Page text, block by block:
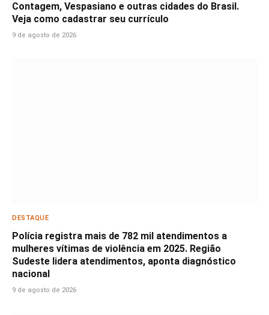
Contagem, Vespasiano e outras cidades do Brasil.
Veja como cadastrar seu currículo
9 de agosto de 2026
DESTAQUE
Polícia registra mais de 782 mil atendimentos a
mulheres vítimas de violência em 2025. Região
Sudeste lidera atendimentos, aponta diagnóstico
nacional
9 de agosto de 2026